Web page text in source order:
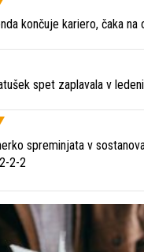
končuje kariero, čaka
spet zaplavala v
spreminjata v
2-2